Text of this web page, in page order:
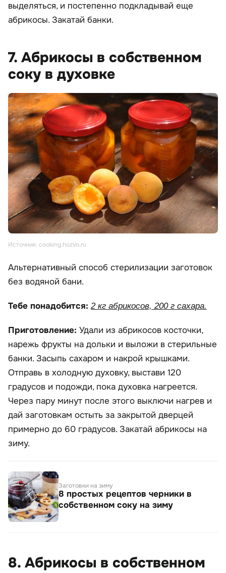
выделяться, и постепенно подкладывай еще
абрикосы. Закатай банки.
7. Абрикосы в собственном
соку в духовке
Источник: cooking.hozvo.ru
Альтернативный способ стерилизации заготовок
без водяной бани.
Тебе понадобится: 2 кг абрикосов, 200 г сахара.
Приготовление: Удали из абрикосов косточки,
нарежь фрукты на дольки и выложи в стерильные
банки. Засыпь сахаром и накрой крышками.
Отправь в холодную духовку, выстави 120
градусов и подожди, пока духовка нагреется.
Через пару минут после этого выключи нагрев и
дай заготовкам остыть за закрытой дверцей
примерно до 60 градусов. Закатай абрикосы на
зиму.
Заготовки на зиму
8 простых рецептов черники в
собственном соку на зиму
8. Абрикосы в собственном